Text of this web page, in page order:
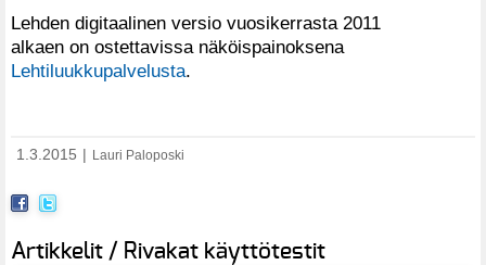
Lehden digitaalinen versio vuosikerrasta 2011
alkaen on ostettavissa näköispainoksena
Lehtiluukkupalvelusta.
1.3.2015 Lauri Paloposki
Artikkelit / Rivakat käyttötestit